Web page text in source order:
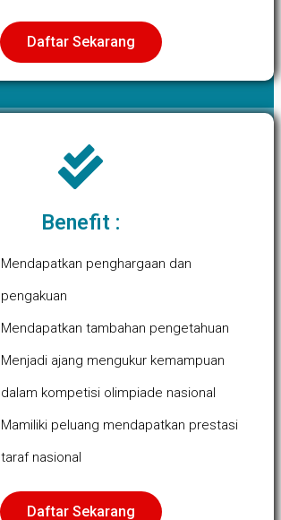
Daftar Sekarang
Benefit :
Mendapatkan penghargaan dan
pengakuan
Mendapatkan tambahan pengetahuan
Menjadi ajang mengukur kemampuan
dalam kompetisi olimpiade nasional
Mamiliki peluang mendapatkan prestasi
taraf nasional
Daftar Sekarang